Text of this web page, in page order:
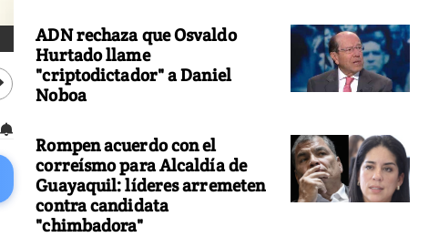
ADN rechaza que Osvaldo
Hurtado llame
"criptodictador" a Daniel
Noboa
Rompen acuerdo con el
correísmo para Alcaldía de
Guayaquil: líderes arremeten
contra candidata
"chimbadora"